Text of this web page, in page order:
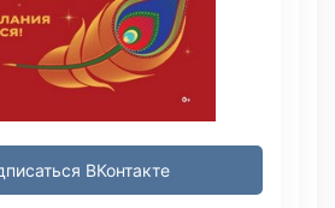
ВКонтакте